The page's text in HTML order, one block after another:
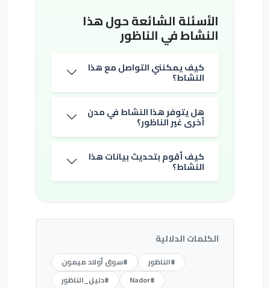
الأسئلة الشائعة حول هذا
النشاط في الناظور
كيف يمكنني التواصل مع هذا
النشاط؟
هل يتوفر هذا النشاط في مدن
أخرى غير الناظور؟
كيف أقوم بتحديث بيانات هذا
النشاط؟
الكلمات الدلالية
#الناظور
#سوق أولاد ميمون
#Nador
#دليل_الناظور